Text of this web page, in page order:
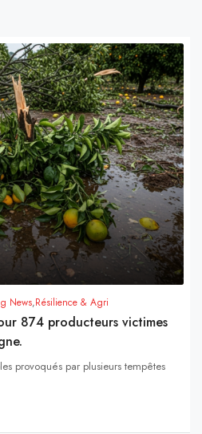
News,Résilience & Agri
874 producteurs victimes
provoqués par plusieurs tempêtes